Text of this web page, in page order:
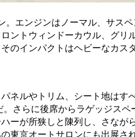
。エンジンはノーマル、サス
ントウィンドーカウル、グリ
のインパクトはヘビーなカ
ネルやトリム、シート地はす
さらに後席からラゲッジス
ーが所狭しと陳列し、さなが
東京オートサロンにも出展さ